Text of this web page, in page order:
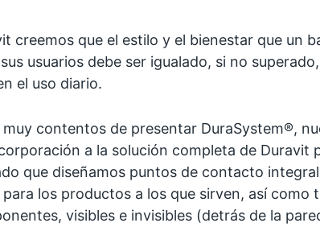
creemos que el estilo y el bienestar que un
usuarios debe ser igualado, si no
el uso diario.
muy contentos de presentar DuraSystem®,
a la solución completa de Duravit
que diseñamos puntos de contacto
para los productos a los que sirven, así como
visibles e invisibles (detrás de la